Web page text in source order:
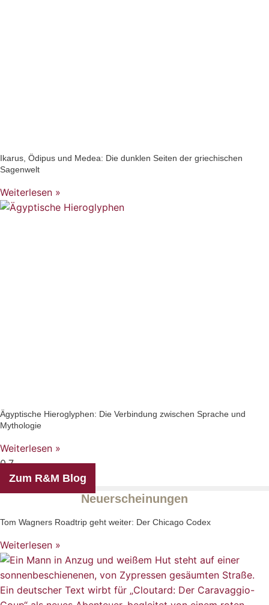
Ikarus, Ödipus und Medea: Die dunklen Seiten der griechischen
Sagenwelt
Weiterlesen »
Ägyptische Hieroglyphen: Die Verbindung zwischen Sprache und
Mythologie
Weiterlesen »
Zum R&M Blog
Neuerscheinungen
Tom Wagners Roadtrip geht weiter: Der Chicago Codex
Weiterlesen »